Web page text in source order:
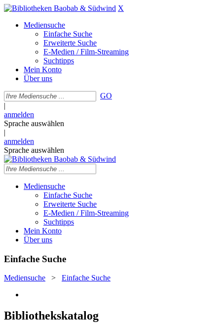
X
Mediensuche
Einfache Suche
Erweiterte Suche
E-Medien / Film-Streaming
Suchtipps
Mein Konto
Über uns
GO
|
anmelden
Sprache auswählen
|
anmelden
Sprache auswählen
Mediensuche
Einfache Suche
Erweiterte Suche
E-Medien / Film-Streaming
Suchtipps
Mein Konto
Über uns
Einfache Suche
Mediensuche > Einfache Suche
Bibliothekskatalog